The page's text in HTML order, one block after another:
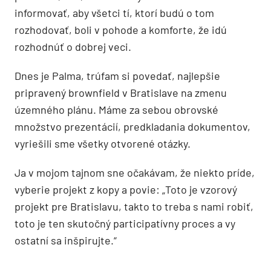
informovať, aby všetci tí, ktorí budú o tom
rozhodovať, boli v pohode a komforte, že idú
rozhodnúť o dobrej veci.
Dnes je Palma, trúfam si povedať, najlepšie
pripravený brownfield v Bratislave na zmenu
územného plánu. Máme za sebou obrovské
množstvo prezentácií, predkladania dokumentov,
vyriešili sme všetky otvorené otázky.
Ja v mojom tajnom sne očakávam, že niekto príde,
vyberie projekt z kopy a povie: „Toto je vzorový
projekt pre Bratislavu, takto to treba s nami robiť,
toto je ten skutočný participatívny proces a vy
ostatní sa inšpirujte.“